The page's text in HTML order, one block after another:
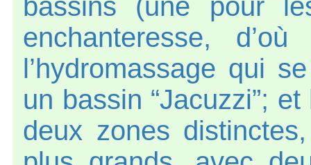
bassins (une pour
enchanteresse,
l’hydromassage qui
un bassin “Jacuzzi”;
deux zones